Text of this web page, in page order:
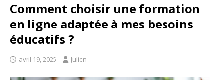
Comment choisir une formation
en ligne adaptée à mes besoins
éducatifs ?
avril 19, 2025 Julien